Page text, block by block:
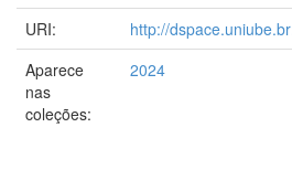
URI:
http://
Aparece
nas
coleções:
2024